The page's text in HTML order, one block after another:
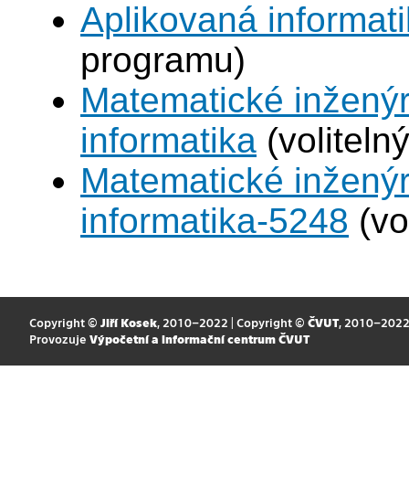
Aplikovaná
programu)
Matematické
informatika
Matematické
informatika-5248
Copyright © Jiří Kosek, 2010–2022 | Copyright © ČVUT, 2010–2022
Provozuje Výpočetní a informační centrum ČVUT